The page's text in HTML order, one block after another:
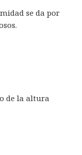
se da por
de la altura